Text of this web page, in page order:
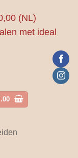
(NL)
met ideal